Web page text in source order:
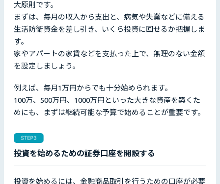
大原則です。
まずは、毎月の収入から支出と、病気や失業などに備える
生活防衛資金を差し引き、いくら投資に回せるか把握しま
す。
家やアパートの家賃などを支払った上で、無理のない金額
を設定しましょう。
例えば、毎月1万円からでも十分始められます。
100万、500万円、1000万円といった大きな資産を築くた
めにも、まずは継続可能な予算で始めることが重要です。
投資を始めるための証券口座を開設する
投資を始めるには、金融商品取引を行うための口座が必要